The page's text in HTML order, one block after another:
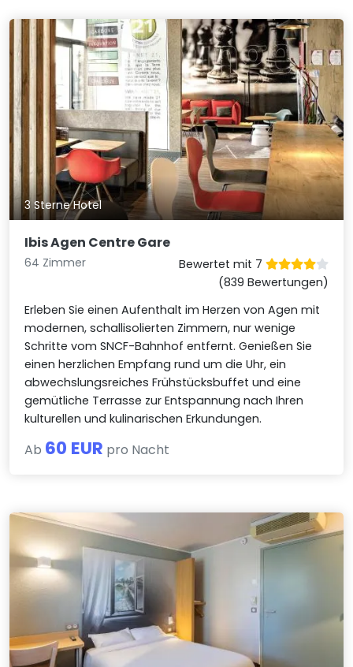
3 Sterne Hotel
Ibis Agen Centre Gare
64 Zimmer
Bewertet mit 7
(839 Bewertungen)
Erleben Sie einen Aufenthalt im Herzen von Agen mit
modernen, schallisolierten Zimmern, nur wenige
Schritte vom SNCF-Bahnhof entfernt. Genießen Sie
einen herzlichen Empfang rund um die Uhr, ein
abwechslungsreiches Frühstücksbuffet und eine
gemütliche Terrasse zur Entspannung nach Ihren
kulturellen und kulinarischen Erkundungen.
Ab 60 EUR pro Nacht